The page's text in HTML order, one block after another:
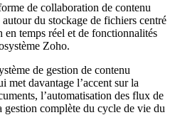
de collaboration de contenu
du stockage de fichiers centré
en temps réel et de fonctionnalités
Zoho.
de gestion de contenu
met davantage l’accent sur la
l’automatisation des flux de
gestion complète du cycle de vie du